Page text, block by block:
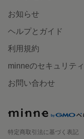
お知らせ
ヘルプとガイド
利用規約
minneのセキュリティ
お問い合わせ
特定商取引法に基づく表記